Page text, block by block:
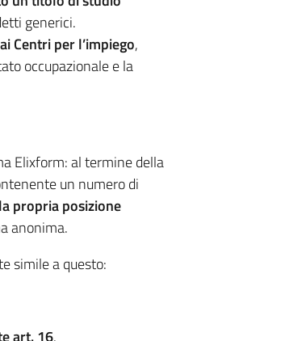
generici.
Centri per l’impiego,
occupazionale e la
Elixform: al termine della
un numero di
propria posizione
anonima.
simile a questo:
art. 16.